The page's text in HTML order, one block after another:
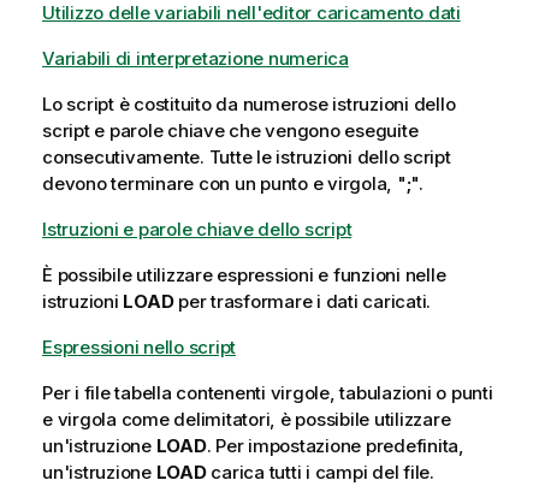
Utilizzo delle variabili nell'editor caricamento dati
Variabili di interpretazione numerica
Lo script è costituito da numerose istruzioni dello
script e parole chiave che vengono eseguite
consecutivamente. Tutte le istruzioni dello script
devono terminare con un punto e virgola, ";".
Istruzioni e parole chiave dello script
È possibile utilizzare espressioni e funzioni nelle
istruzioni LOADper trasformare i dati caricati.
Espressioni nello script
Per i file tabella contenenti virgole, tabulazioni o punti
e virgola come delimitatori, è possibile utilizzare
un'istruzione LOAD. Per impostazione predefinita,
un'istruzione LOADcarica tutti i campi del file.